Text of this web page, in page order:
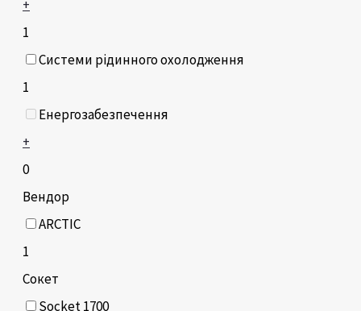
+
1
Системи рідинного охолодження
1
Енергозабезпечення
+
0
Вендор
ARCTIC
1
Сокет
Socket 1700